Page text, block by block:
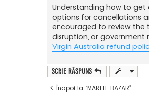
s
a
j
Understanding how to get
options for cancellations
encouraged to review the
disruption, or government
Virgin Australia refund
Scrie răspuns
Înapoi la “MARELE BAZAR”